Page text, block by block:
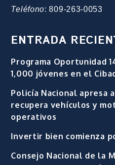
Teléfono: 809-263-0053
ENTRADA
Programa Oportunidad
1,000 jóvenes en el
Policía Nacional apresa a
recupera vehículos y
operativos
Invertir bien comienza
Consejo Nacional de la